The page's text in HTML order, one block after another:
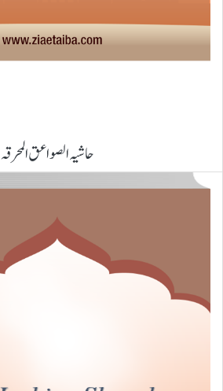
حاشیہ الصواعق المحرقہ